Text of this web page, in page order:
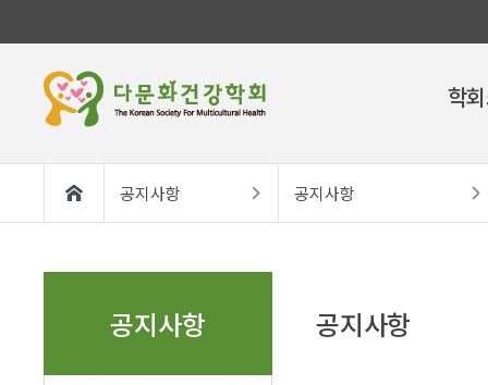
학
공지사항 공지사항
공지사항 공지사항